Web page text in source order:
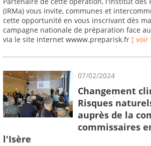
(IRMa) vous invite, communes et
cette opportunité en vous inscrivant dès
campagne nationale de préparation face
via le site internet wwww.preparisk.fr [ voir
07/02/2024
Changement
Risques
auprès de la
commissaires
l'Isère